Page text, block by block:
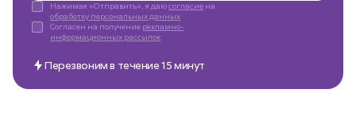
Нажимая «Отправить», я даюсогласие на
обработку персональных данных
Согласен на получение рекламно-
информационных рассылок
Перезвоним в течение 15 минут